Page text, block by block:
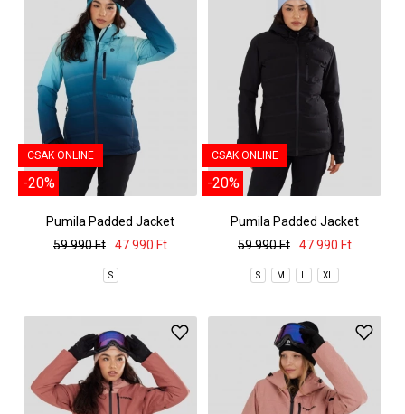
CSAK ONLINE
-20%
Pumila Padded Jacket
59 990 Ft
47 990 Ft
S
CSAK ONLINE
-20%
Pumila Padded Jacket
59 990 Ft
47 990 Ft
S M L XL